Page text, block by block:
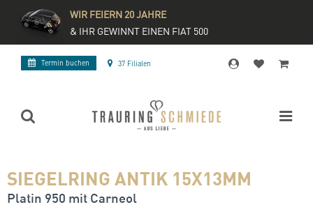
WIR FEIERN 20 JAHRE
& IHR GEWINNT EINEN FIAT 500
Termin buchen 37 Filialen
SIEGELRING ANTIK 15X13MM
Platin 950 mit Carneol